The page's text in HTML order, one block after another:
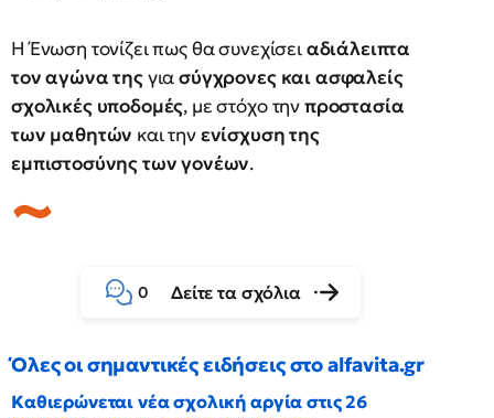
Η Ένωση τονίζει πως θα συνεχίσειαδιάλειπτα
τον αγώνα τηςγιασύγχρονες και ασφαλείς
σχολικές υποδομές, με στόχο τηνπροστασία
των μαθητών και τηνενίσχυση της
εμπιστοσύνης των γονέων.
0 Δείτε τα σχόλια
Όλες οι σημαντικές ειδήσεις στο alfavita.gr
Καθιερώνεται νέα σχολική αργία στις 26